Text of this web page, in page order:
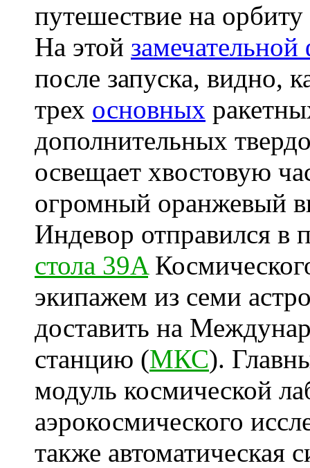
путешествие на
На этой
после запуска, видно,
трех основных
дополнительных
освещает хвостовую
огромный оранжевый
Индевор отправился в
стола 39A
экипажем из семи
доставить на
станцию (МКС).
модуль космической
аэрокосмического
также автоматическая